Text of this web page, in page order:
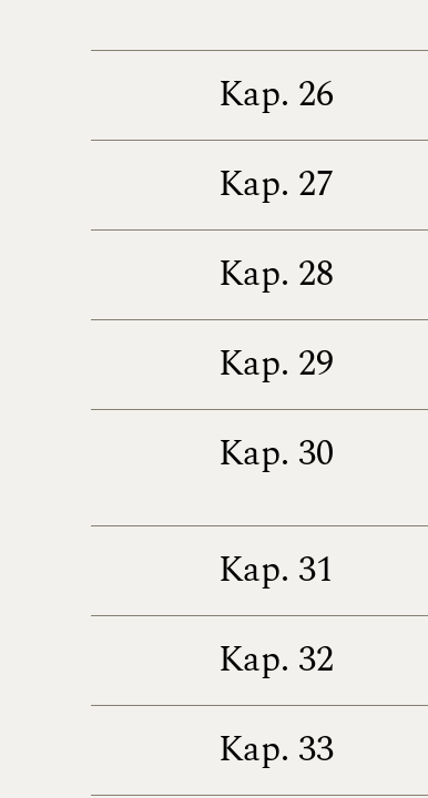
Kap. 26
Kap. 27
Kap. 28
Kap. 29
Kap. 30
Kap. 31
Kap. 32
Kap. 33